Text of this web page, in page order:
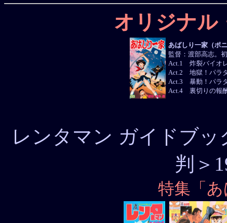
オリジナル
あばしり一家（ポ
監督：渡部高志。
Act.1 炸裂バイオ
Act.2 地獄！パラ
Act.3 暴動！パラ
Act.4 裏切りの報
レンタマン ガイドブ
判＞
特集「